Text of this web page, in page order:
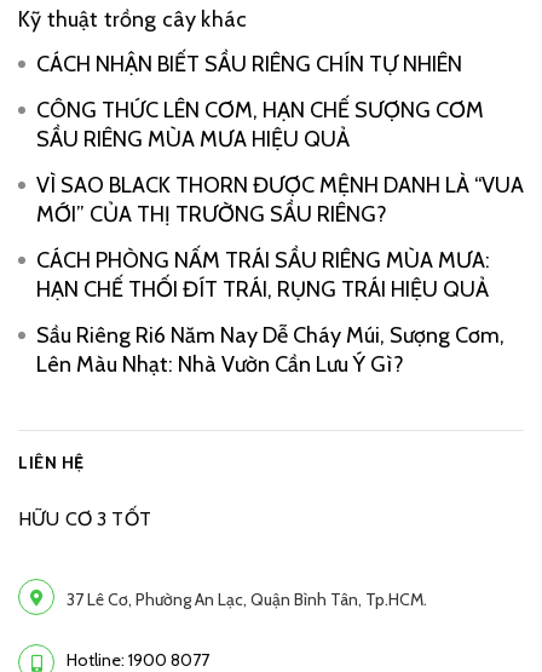
Kỹ thuật trồng cây khác
CÁCH NHẬN BIẾT SẦU RIÊNG CHÍN TỰ NHIÊN
CÔNG THỨC LÊN CƠM, HẠN CHẾ SƯỢNG CƠM
SẦU RIÊNG MÙA MƯA HIỆU QUẢ
VÌ SAO BLACK THORN ĐƯỢC MỆNH DANH LÀ “VUA
MỚI” CỦA THỊ TRƯỜNG SẦU RIÊNG?
CÁCH PHÒNG NẤM TRÁI SẦU RIÊNG MÙA MƯA:
HẠN CHẾ THỐI ĐÍT TRÁI, RỤNG TRÁI HIỆU QUẢ
Sầu Riêng Ri6 Năm Nay Dễ Cháy Múi, Sượng Cơm,
Lên Màu Nhạt: Nhà Vườn Cần Lưu Ý Gì?
LIÊN HỆ
HỮU CƠ 3 TỐT
37 Lê Cơ, Phường An Lạc, Quận Bình Tân, Tp.HCM.
Hotline: 1900 8077